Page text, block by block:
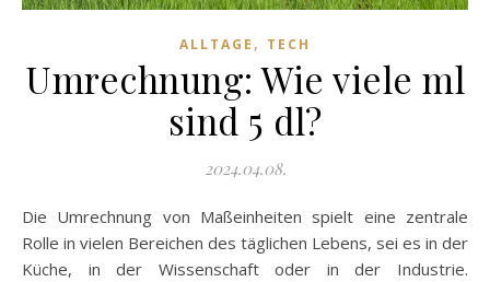
ALLTAGE , TECH
Umrechnung: Wie viele ml
sind 5 dl?
2024.04.08.
Die Umrechnung von Maßeinheiten spielt eine zentrale
Rolle in vielen Bereichen des täglichen Lebens, sei es in der
Küche, in der Wissenschaft oder in der Industrie.